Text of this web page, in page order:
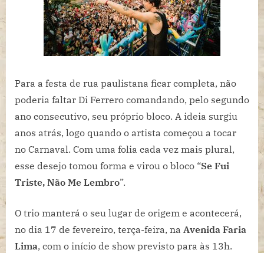
Me
Lembro”
na
rua,
ano
consecutivo,
no
Carnaval
de
Paulo
Para a festa de rua paulistana ficar completa, não
poderia faltar Di Ferrero comandando, pelo segundo
ano consecutivo, seu próprio bloco. A ideia surgiu
anos atrás, logo quando o artista começou a tocar
no Carnaval. Com uma folia cada vez mais plural,
esse desejo tomou forma e virou o bloco “Se Fui
Triste, Não Me Lembro”.
O trio manterá o seu lugar de origem e acontecerá,
no dia 17 de fevereiro, terça-feira, na Avenida Faria
Lima, com o início de show previsto para às 13h.